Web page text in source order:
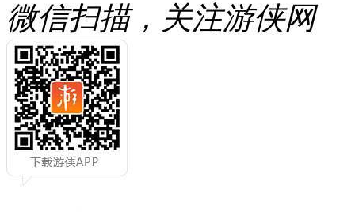
微信扫描，关注游侠网